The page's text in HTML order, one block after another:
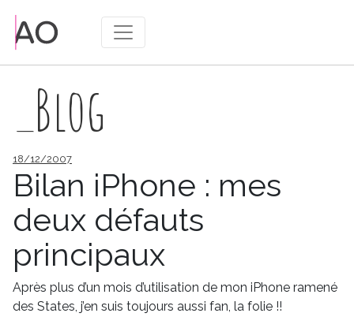
_Blog
Publié
18/12/2007
Bilan iPhone : mes
deux défauts
principaux
Après plus d’un mois d’utilisation de mon iPhone ramené
des States, j’en suis toujours aussi fan, la folie !!